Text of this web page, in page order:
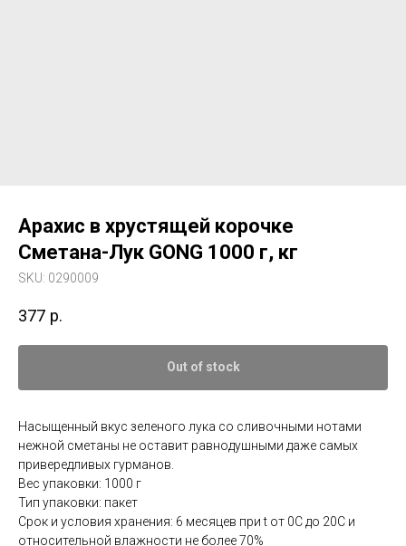
Арахис в хрустящей корочке
Сметана-Лук GONG 1000 г, кг
SKU: 0290009
377 р.
Out of stock
Насыщенный вкус зеленого лука со сливочными нотами
нежной сметаны не оставит равнодушными даже самых
привередливых гурманов.
Вес упаковки: 1000 г
Тип упаковки: пакет
Срок и условия хранения: 6 месяцев при t от 0С до 20С и
относительной влажности не более 70%